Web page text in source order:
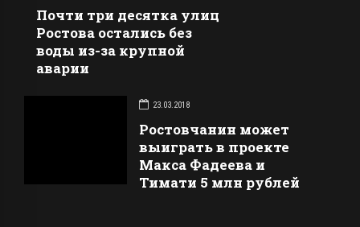
Почти три десятка улиц
Ростова остались без
воды из-за крупной
аварии
23.03.2018
Ростовчанин может
выиграть в проекте
Макса Фадеева и
Тимати 5 млн рублей